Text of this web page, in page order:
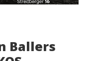
Ballers